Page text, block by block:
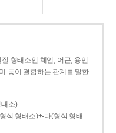
형태소인 체언, 어근, 용언
등이 결합하는 관계를 말한
태소)
식 형태소)+-다(형식 형태